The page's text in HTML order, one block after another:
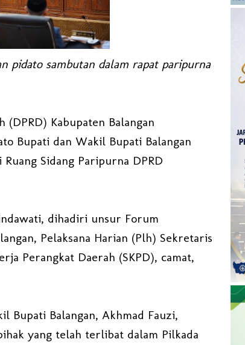
pidato sambutan dalam rapat paripurna
Kabupaten Balangan
Bupati dan Wakil Bupati Balangan
Sidang Paripurna DPRD
dihadiri unsur Forum
Pelaksana Harian (Plh) Sekretaris
Perangkat Daerah (SKPD), camat,
Bupati Balangan, Akhmad Fauzi,
yang telah terlibat dalam Pilkada